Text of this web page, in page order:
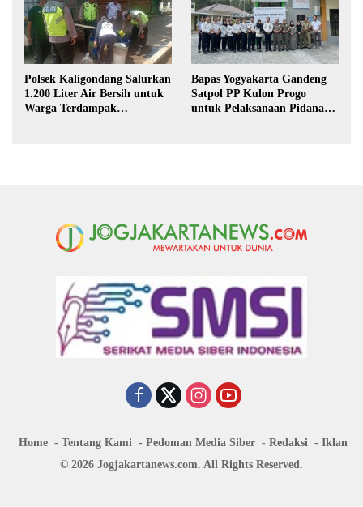
Polsek Kaligondang Salurkan
1.200 Liter Air Bersih untuk
Warga Terdampak
Bapas Yogyakarta Gandeng
Satpol PP Kulon Progo
untuk Pelaksanaan Pidana
Home Tentang Kami Pedoman Media Siber Redaksi
Iklan
© 2026 Jogjakartanews.com. All Rights Reserved.